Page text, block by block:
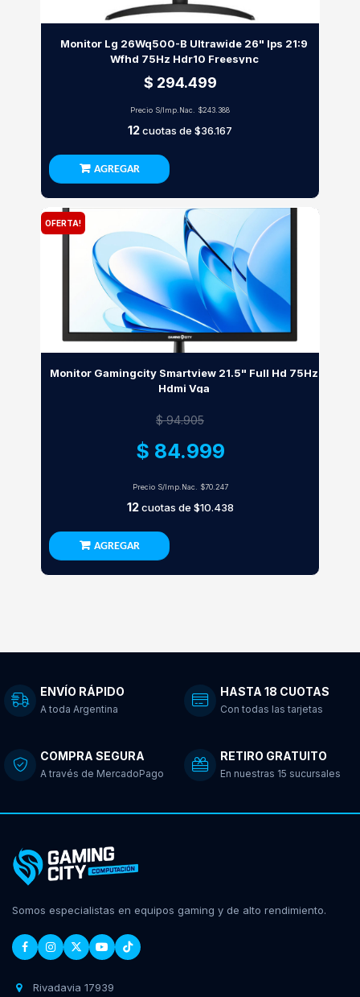
Monitor Lg 26Wq500-B Ultrawide 26" Ips 21:9
Wfhd 75Hz Hdr10 Freesync
$ 294.499
Precio S/Imp.Nac. $243.388
12cuotas de $36.167
AGREGAR
OFERTA!
Monitor Gamingcity Smartview 21.5" Full Hd 75Hz
Hdmi Vga
$ 94.905
$ 84.999
Precio S/Imp.Nac. $70.247
12cuotas de $10.438
AGREGAR
ENVÍO RÁPIDO
A toda Argentina
HASTA 18 CUOTAS
Con todas las tarjetas
COMPRA SEGURA
A través de MercadoPago
RETIRO GRATUITO
En nuestras 15 sucursales
Somos especialistas en equipos gaming y de alto rendimiento.
Rivadavia 17939